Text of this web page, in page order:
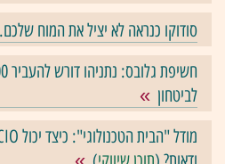
סודוקו כנראה לא יציל את המוח
לביטחון